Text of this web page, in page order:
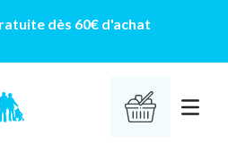
dès 60€ d'achat